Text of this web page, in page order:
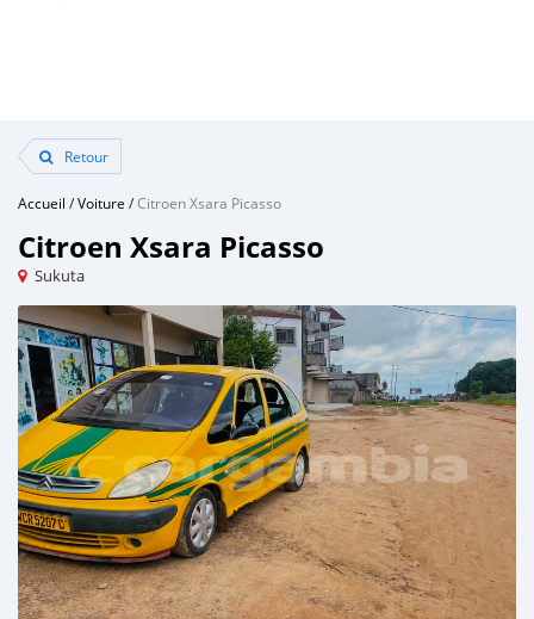
Retour
Accueil /Voiture /Citroen Xsara Picasso
Citroen Xsara Picasso
Sukuta